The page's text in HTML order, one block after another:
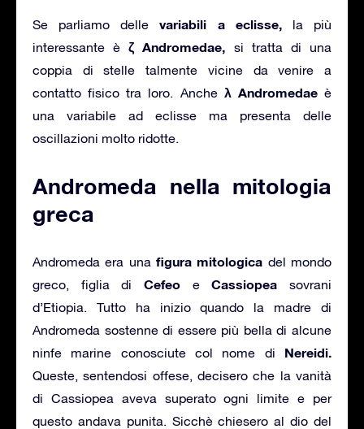
Se parliamo dellevariabili a eclisse,la più
interessante èζ Andromedae, si tratta di una
coppia di stelle talmente vicine da venire a
contatto fisico tra loro. Anche λ Andromedaeè
una variabile ad eclisse ma presenta delle
oscillazioni molto ridotte.
Andromeda nella mitologia
greca
Andromeda era una figura mitologica del mondo
greco, figlia di Cefeo eCassiopea sovrani
d’Etiopia. Tutto ha inizio quando la madre di
Andromeda sostenne di essere più bella di alcune
ninfe marine conosciute col nome di Nereidi.
Queste, sentendosi offese, decisero che la vanità
di Cassiopea aveva superato ogni limite e per
questo andava punita. Sicchè chiesero al dio del